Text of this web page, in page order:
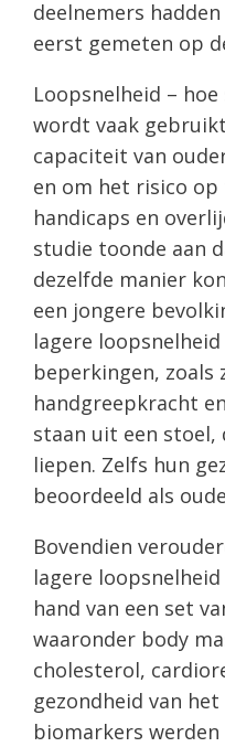
deelnemers
eerst gemeten op
Loopsnelheid –
wordt vaak
capaciteit van
en om het risico
handicaps en
studie toonde aan
dezelfde manier
een jongere
lagere
beperkingen, zoals
handgreepkracht
staan ​​uit een stoel,
liepen. Zelfs hun
beoordeeld als
Bovendien
lagere
hand van een set
waaronder body
cholesterol,
gezondheid van het
biomarkers